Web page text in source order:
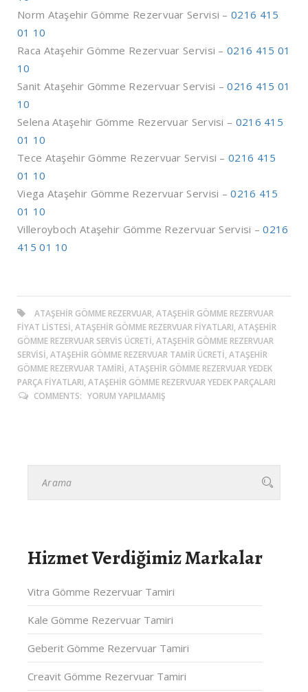
Norm Ataşehir Gömme Rezervuar Servisi –0216 415
01 10
Raca Ataşehir Gömme Rezervuar Servisi –0216 415 01
10
Sanit Ataşehir Gömme Rezervuar Servisi –0216 415 01
10
Selena Ataşehir Gömme Rezervuar Servisi – 0216 415
01 10
Tece Ataşehir Gömme Rezervuar Servisi –0216 415
01 10
Viega Ataşehir Gömme Rezervuar Servisi –0216 415
01 10
Villeroyboch Ataşehir Gömme Rezervuar Servisi –0216
415 01 10
ATAŞEHIR GÖMME REZERVUAR, ATAŞEHIR GÖMME REZERVUAR
FIYAT LISTESI, ATAŞEHIR GÖMME REZERVUAR FIYATLARI, ATAŞEHIR
GÖMME REZERVUAR SERVIS ÜCRETI, ATAŞEHIR GÖMME REZERVUAR
SERVISI, ATAŞEHIR GÖMME REZERVUAR TAMIR ÜCRETI, ATAŞEHIR
GÖMME REZERVUAR TAMIRI, ATAŞEHIR GÖMME REZERVUAR YEDEK
PARÇA FIYATLARI, ATAŞEHIR GÖMME REZERVUAR YEDEK PARÇALARI
COMMENTS: YORUM YAPILMAMIŞ
Hizmet Verdiğimiz Markalar
Vitra Gömme Rezervuar Tamiri
Kale Gömme Rezervuar Tamiri
Geberit Gömme Rezervuar Tamiri
Creavit Gömme Rezervuar Tamiri